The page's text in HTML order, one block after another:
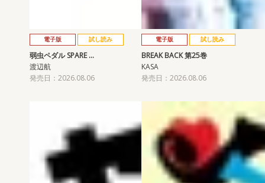
電子版 試し読み
弱虫ペダル SPARE …
渡辺航
発売日：2026.08.06
電子版 試し読み
BREAK BACK 第25巻
KASA
発売日：2026.08.06